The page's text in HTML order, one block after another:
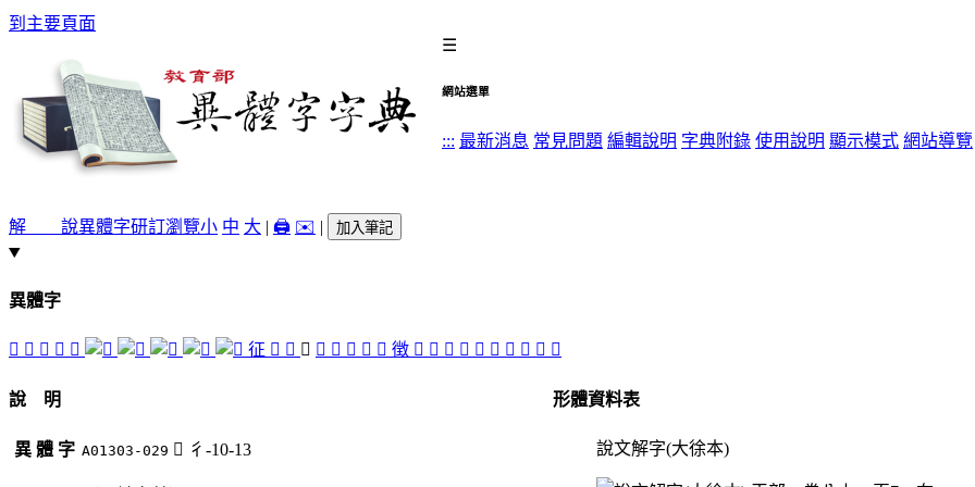
到主要頁面
☰
網站選單
::: 最新消息 常見問題 編輯說明 字典附錄 使用說明 顯示模式 網站導覽
解 說異體字研訂瀏覽小 中 大 | 🖨️ ✉️ | 加入筆記
異體字
󱻨 󱻰 󱻧 󱻦 󱻠 征 󱻭 󱻪 󱻶 󱻬 󱻢 󱻡 󱻷 󱻣 徴 󱻩 󱻱 󱻤 𢽠 𢽡 󱻵 󱻮 𢾷 󱻴 𧗲
說 明
異 體 字 A01303-029 󱻶 彳-10-13
形體資料表
說文解字(大徐本)